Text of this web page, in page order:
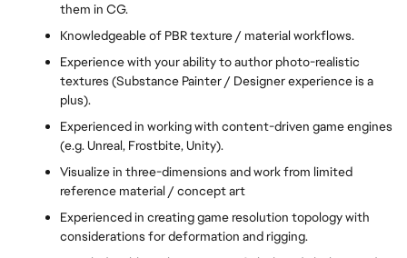
them in CG.
Knowledgeable of PBR texture / material workflows.
Experience with your ability to author photo-realistic
textures (Substance Painter / Designer experience is a
plus).
Experienced in working with content-driven game engines
(e.g. Unreal, Frostbite, Unity).
Visualize in three-dimensions and work from limited
reference material / concept art
Experienced in creating game resolution topology with
considerations for deformation and rigging.